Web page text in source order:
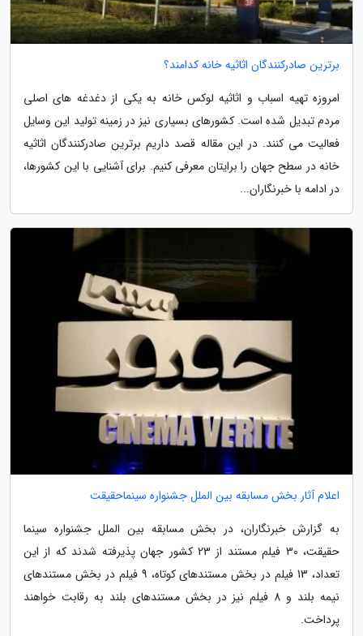
برترین صادرکنندگان اثاثیه خانه کدامند؟
امروزه تهیه اسباب و اثاثیه لوکس خانه به یکی از دغدغه های اصلی
مردم تبدیل شده است. کشورهای بسیاری نیز در زمینه تولید این وسایل
فعالیت می کنند. در این مقاله قصد داریم برترین صادرکنندگان اثاثیه
خانه در سطح جهان را برایتان معرفی کنیم. برای آشنایی با این کشورها،
در ادامه با خبرنگاران...
اعلام آثار بخش مسابقه بین الملل جشنواره سینماحقیقت
به گزارش خبرنگاران، در بخش مسابقه بین الملل جشنواره سینما
حقیقت، 30 فیلم مستند از 23 کشور جهان پذیرفته شدند که از این
تعداد، 13 فیلم در بخش مستندهای کوتاه، 9 فیلم در بخش مستندهای
نیمه بلند و 8 فیلم نیز در بخش مستندهای بلند به رقابت خواهند
پرداخت.